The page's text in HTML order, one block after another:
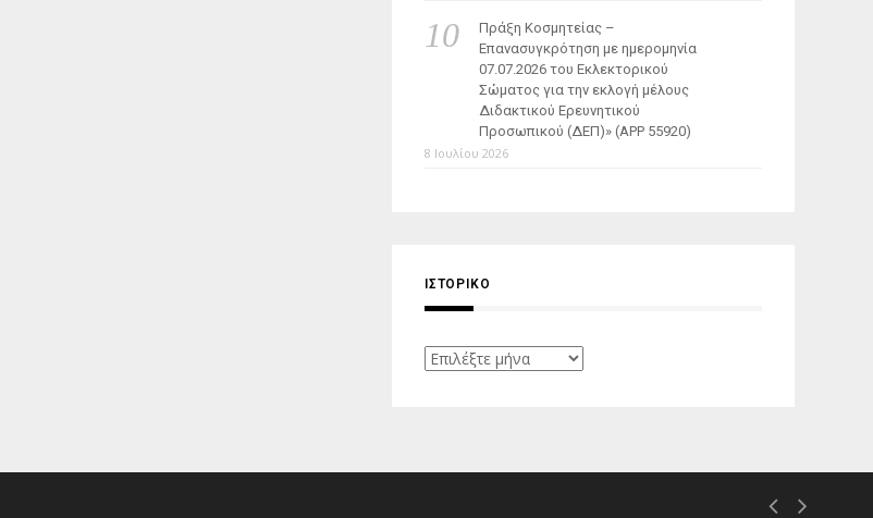
Πράξη Κοσμητείας –
Επανασυγκρότηση με ημερομηνία
07.07.2026 του Εκλεκτορικού
Σώματος για την εκλογή μέλους
Διδακτικού Ερευνητικού
Προσωπικού (ΔΕΠ)» (APP 55920)
8 Ιουλίου 2026
ΙΣΤΟΡΙΚΌ
Ιστορικό